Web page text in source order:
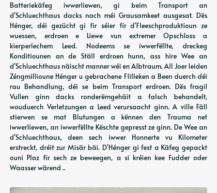
Batteriekäfeg iwwerliewen, gi beim Transport an
d'Schluechthaus dacks nach méi Grausamkeet ausgesat. Dës
Hénger, déi gezücht gi fir séier fir d'Fleeschproduktioun ze
wuessen, erdroen e Liewe vun extremer Opschloss a
kierperlechem Leed. Nodeems se iwwerfëllte, dreckeg
Konditiounen an de Ställ erdroen hunn, ass hire Wee an
d'Schluechthaus näischt manner wéi en Albtraum. All Joer leiden
Zéngmillioune Hénger u gebrachene Flilleken a Been duerch déi
rau Behandlung, déi se beim Transport erdroen. Dës fragil
Vullen ginn dacks ronderëmgehäit a falsch behandelt,
wouduerch Verletzungen a Leed verursaacht ginn. A ville Fäll
stierwen se mat Blutungen a kënnen den Trauma net
iwwerliewen, an iwwerfëllte Këschte gepresst ze ginn. De Wee an
d'Schluechthaus, deen sech iwwer Honnerte vu Kilometer
erstreckt, dréit zur Misär bäi. D'Hénger gi fest a Käfeg gepackt
ouni Plaz fir sech ze beweegen, a si kréien kee Fudder oder
Waasser wärend ..